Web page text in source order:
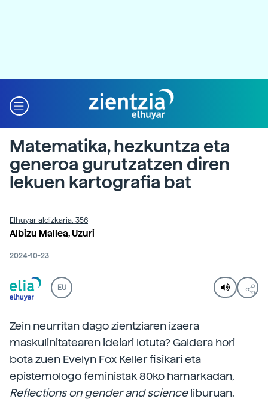
Matematika, hezkuntza eta
generoa gurutzatzen diren
lekuen kartografia bat
Elhuyar aldizkaria: 356
Albizu Mallea, Uzuri
2024-10-23
EU
Zein neurritan dago zientziaren izaera
maskulinitatearen ideiari lotuta? Galdera hori
bota zuen Evelyn Fox Keller fisikari eta
epistemologo feministak 80ko hamarkadan,
Reflections on gender and scienceliburuan.